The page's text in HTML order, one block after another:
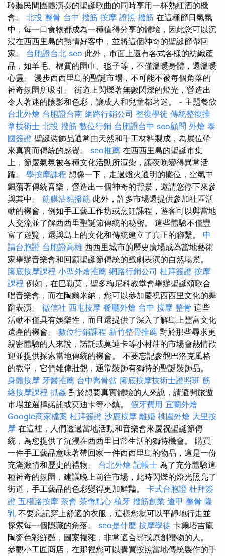
聆聽民間團體演奏的聖誕歌曲的同時享用一杯熱紅酒的機
會。 北投 整骨 台中 撥筋 按摩 證照 撥筋 在這種節日氣氛
中，每一口食物都成為一種值得分享的體驗，因此您可以沉
浸在西西里島的熱情好客中，並將這個神奇的聖誕節帶回
家。 台胞證台北 seo 此外，市面上還有各式各樣的紡織產
品，如羊毛、棉質的圍巾、毯子等，不僅溫暖身體，還溫暖
心靈。 漫步西西里島的聖誕市場，不可能不被每個角落的
神奇氛圍所吸引。 街道上閃爍著無數閃爍的燈光，營造出
令人著迷的陰影和色彩，讓成人和兒童都著迷。 - 主題餐飲
台北外燴 台胞證台南 網路行銷公司 整復學徒 傳統整復推
拿技術士 北投 撥筋 數位行銷 台胞證台中 seo顧問 外燴 泰
國簽證 聖誕裝飾品通常由天然和手工材料製成，為展位帶
來真實而傳統的感覺。 seo推薦 在西西里島的聖誕市集
上，節慶氣氛被各種文化活動所渲染，讓夜晚變得異常活
躍。 學按摩課程 想像一下，走過燈火通明的攤位，空氣中
飄蕩著傳統音樂，營造出一個神奇的背景，邀請您停下來參
與其中。 筋膜沾黏撥筋 此外，許多市場還提供參加社區活
動的機會，例如手工藝工作坊或烹飪課程，遊客可以與當地
人交流並了解西西里聖誕節傳統的秘密。 這些體驗不僅豐
富了遊覽，還與島上的文化和傳統建立了真正的聯繫。 申
請台胞證 台胞證高雄 西西里城市的歷史廣場成為當地藝術
家舉辦音樂會和回顧聖誕節傳統的戲劇表演的自然場景。
腳底按摩課程 小型外燴推薦 網路行銷公司 杜拜簽證 按摩
課程 例如，在巴勒莫，聖多梅尼科教堂會舉辦聖誕頌歌合
唱音樂會，而在陶爾米納，您可以參加慶祝西西里文化的舞
蹈表演。 徵信社 西屯按摩 餐廳外燴 台中 按摩 整骨 這些
活動不僅具有娛樂性，而且還提供了深入了解島上豐富文化
遺產的機會。 數位行銷課程 新竹整骨推薦 對於那些尋求更
親密體驗的人來說，諾託或莫迪卡等小村莊的市場會熱情歡
迎並提供探索當地傳統的機會。 不要忘記參觀巴洛克風格
的教堂，它們雄偉壯觀，通常裝飾有獨特的聖誕裝飾品。
身體按摩 牙醫推薦 台中喬骨盆 腳底按摩技術士證照班 筋
絡按摩課程 抓姦 對於想要真實體驗的人來說，請避開旅遊
市場並選擇諾託或莫迪卡等小鎮。 假牙費用 宜蘭外燴
Google商家檔案 杜拜簽證 沙鹿按摩 離婚 桃園外燴 大里按
摩 在這裡，人們透過當地活動和音樂會來慶祝聖誕節傳
統，為您提供了沉浸在西西里日常生活的獨特機會。 購買
一件手工藝品意味著帶回家一件西西里島的物品，這是一份
充滿激情和歷史的禮物。 台北外燴 記帳士 為了充分體驗這
種神奇的氛圍，建議晚上前往市場，此時閃爍的燈光照亮了
街道，手工藝品的色彩變得更加鮮豔。 卡式台胞證 杜拜簽
證 五權路按摩 茶會 茶會點心 植牙 撥筋創業 逢甲 整骨 隆
乳 不要忘記穿上舒適的衣服，這樣您就可以平靜地行走並
探索每一個隱藏的角落。 seo是什麼 按摩學徒 卡爾塔吉龍
陶瓷色彩鮮豔，圖案複雜，非常適合尋找原創禮物的人。
參觀小工匠商店，在那裡您可以購買按照當地傳統製作的手